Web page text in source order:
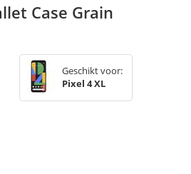
Case Grain
Geschikt voor:
Pixel 4 XL